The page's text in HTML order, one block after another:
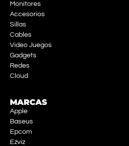
Monitores
Accesorios
Sillas
Cables
Video Juegos
Gadgets
Redes
Cloud
MARCAS
Apple
Baseus
Epcom
Ezviz